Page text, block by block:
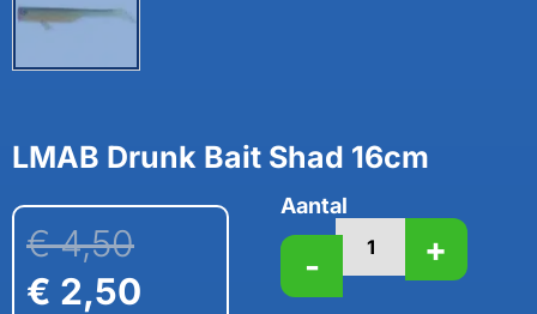
LMAB Drunk Bait Shad 16cm
€4,50
€ 2,50
Aantal
- +